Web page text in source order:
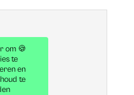
om 🍪
te
en
te